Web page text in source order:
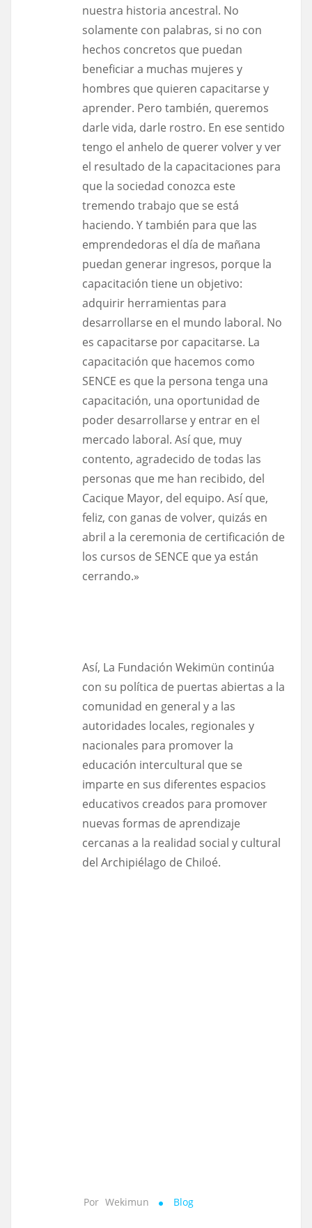
nuestra historia ancestral. No
solamente con palabras, si no con
hechos concretos que puedan
beneficiar a muchas mujeres y
hombres que quieren capacitarse y
aprender. Pero también, queremos
darle vida, darle rostro. En ese sentido
tengo el anhelo de querer volver y ver
el resultado de la capacitaciones para
que la sociedad conozca este
tremendo trabajo que se está
haciendo. Y también para que las
emprendedoras el día de mañana
puedan generar ingresos, porque la
capacitación tiene un objetivo:
adquirir herramientas para
desarrollarse en el mundo laboral. No
es capacitarse por capacitarse. La
capacitación que hacemos como
SENCE es que la persona tenga una
capacitación, una oportunidad de
poder desarrollarse y entrar en el
mercado laboral. Así que, muy
contento, agradecido de todas las
personas que me han recibido, del
Cacique Mayor, del equipo. Así que,
feliz, con ganas de volver, quizás en
abril a la ceremonia de certificación de
los cursos de SENCE que ya están
cerrando.»
Así, La Fundación Wekimün continúa
con su política de puertas abiertas a la
comunidad en general y a las
autoridades locales, regionales y
nacionales para promover la
educación intercultural que se
imparte en sus diferentes espacios
educativos creados para promover
nuevas formas de aprendizaje
cercanas a la realidad social y cultural
del Archipiélago de Chiloé.
Por Wekimun Blog